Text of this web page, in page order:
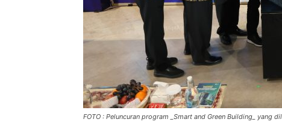
FOTO : Peluncuran program _Smart and Green Building_ yang